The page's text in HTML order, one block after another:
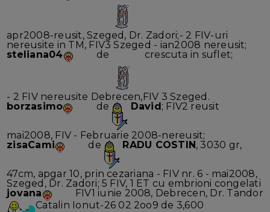
apr2008-reusit, Szeged, Dr. Zadori;- 2 FIV-uri
nereusite in TM, FIV3 Szeged - ian2008 nereusit;
steliana04
de crescuta in suflet;
- 2 FIV nereusite Debrecen,FIV 3 Szeged.
borzasimo
de David; FIV2 reusit
mai2008, FIV - Februarie 2008-nereusit;
zisaCami
de RADU COSTIN, 3030 gr,
47cm, apgar 10, prin cezariana - FIV nr. 6 - mai2008,
Szeged, Dr. Zadori; 5 FIV, 1 ET cu embrioni congelati
jovana
FIV1 iunie 2008, Debrecen, Dr. Tandor
Catalin Ionut-26 02 2oo9 de 3,600